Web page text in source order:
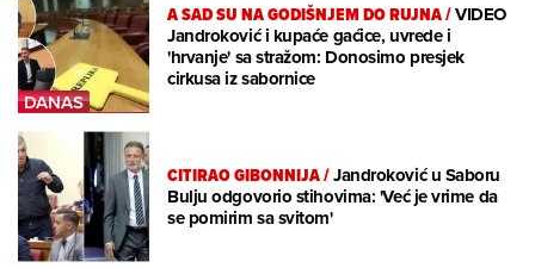
A SAD SU NA GODIŠNJEM DO RUJNA/VIDEO
Jandroković i kupaće gaćice, uvrede i
'hrvanje' sa stražom: Donosimo presjek
cirkusa iz sabornice
CITIRAO GIBONNIJA/Jandroković u Saboru
Bulju odgovorio stihovima: 'Već je vrime da
se pomirim sa svitom'